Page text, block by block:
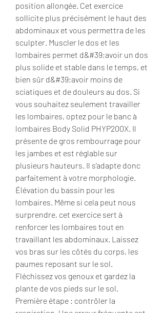
position allongée. Cet exercice
sollicite plus précisément le haut des
abdominaux et vous permettra de les
sculpter. Muscler le dos et les
lombaires permet d&#39;avoir un dos
plus solide et stable dans le temps, et
bien sûr d&#39;avoir moins de
sciatiques et de douleurs au dos. Si
vous souhaitez seulement travailler
les lombaires, optez pour le banc à
lombaires Body Solid PHYP200X. Il
présente de gros rembourrage pour
les jambes et est réglable sur
plusieurs hauteurs. Il s’adapte donc
parfaitement à votre morphologie.
Élévation du bassin pour les
lombaires. Même si cela peut nous
surprendre, cet exercice sert à
renforcer les lombaires tout en
travaillant les abdominaux. Laissez
vos bras sur les côtés du corps, les
paumes reposant sur le sol.
Fléchissez vos genoux et gardez la
plante de vos pieds sur le sol.
Première étape : contrôler la